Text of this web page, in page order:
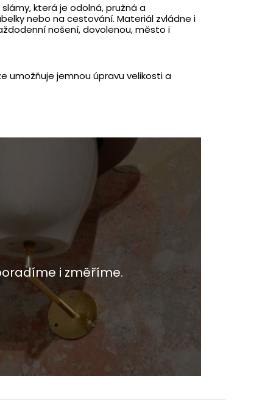
která je odolná, pružná a
nebo na cestování. Materiál zvládne i
nošení, dovolenou, město i
umožňuje jemnou úpravu velikosti a
i změříme.